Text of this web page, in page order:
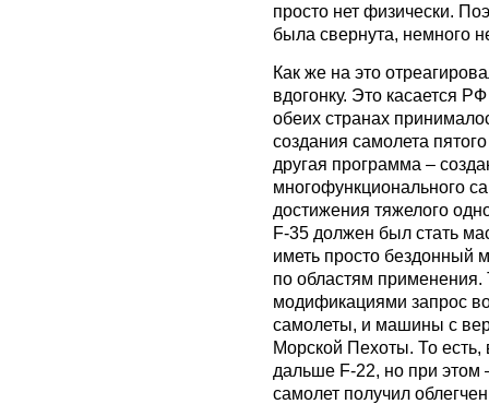
просто нет физически.
была свернута, немного
Как же на это
вдогонку. Это касается
обеих странах
создания самолета
другая программа –
многофункционального
достижения тяжелого
F-35 должен был стать
иметь просто бездонный
по областям
модификациями запрос
самолеты, и машины с
Морской Пехоты. То
дальше F-22, но при этом
самолет получил